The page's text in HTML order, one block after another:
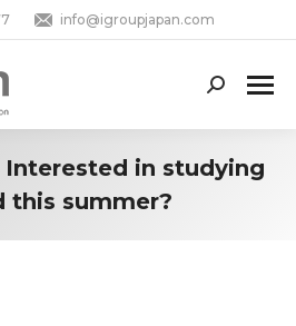
info@igroupjapan.com
Search:
Interested in studying
this summer?